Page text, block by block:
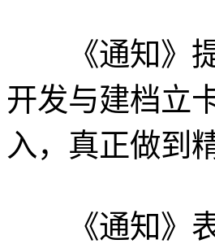
《通知》提
开发与建档立
入，真正做到
《通知》表